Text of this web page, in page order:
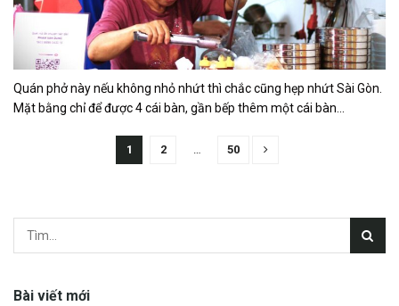
Quán phở này nếu không nhỏ nhứt thì chắc cũng hẹp nhứt Sài Gòn.
Mặt bằng chỉ để được 4 cái bàn, gần bếp thêm một cái bàn...
1 2 … 50
Bài viết mới